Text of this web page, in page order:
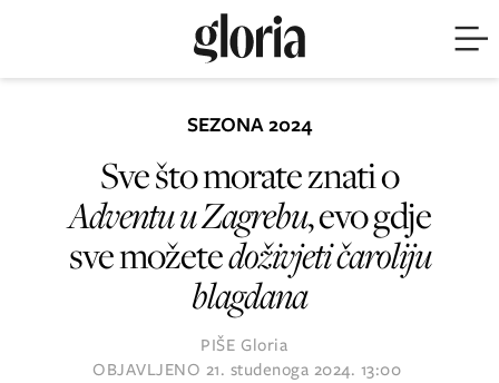
SEZONA 2024
Sve što morate znati o
Adventu u Zagrebu, evo gdje
sve možetedoživjeti čaroliju
blagdana
PIŠE Gloria
OBJAVLJENO 21. studenoga 2024. 13:00